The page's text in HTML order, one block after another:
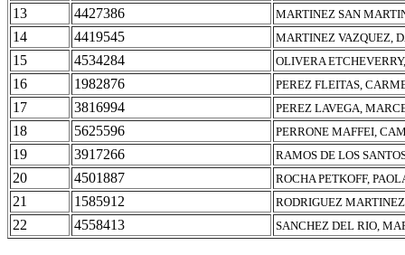
13 4427386 MARTINEZ SAN
14 4419545 MARTINEZ VAZQUEZ,
15 4534284 OLIVERA
16 1982876 PEREZ FLEITAS,
17 3816994 PEREZ LAVEGA,
18 5625596 PERRONE MAFFEI,
19 3917266 RAMOS DE LOS
20 4501887 ROCHA PETKOFF,
21 1585912 RODRIGUEZ
22 4558413 SANCHEZ DEL RIO,